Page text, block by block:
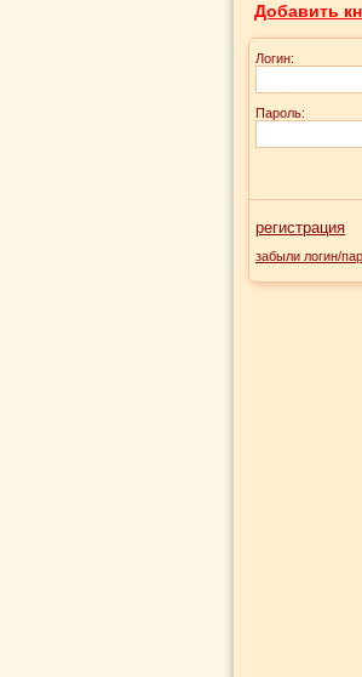
Добавить
Логин:
Пароль:
регистрация
забыли логин/